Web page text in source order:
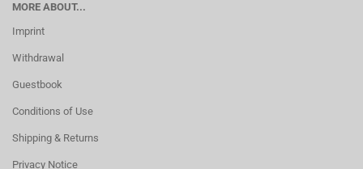
MORE ABOUT...
Imprint
Withdrawal
Guestbook
Conditions of Use
Shipping & Returns
Privacy Notice